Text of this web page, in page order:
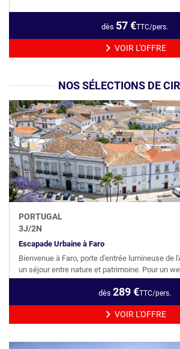
dès 57€TTC/pers.
VOIR L'OFFRE
NOS SÉLECTIONS DE
PORTUGAL
3J/2N
Escapade Urbaine à Faro
Bienvenue à Faro, porte d'entrée lumineuse de
un séjour entre nature et patrimoine. Pour un
dès 289€TTC/pers.
VOIR L'OFFRE